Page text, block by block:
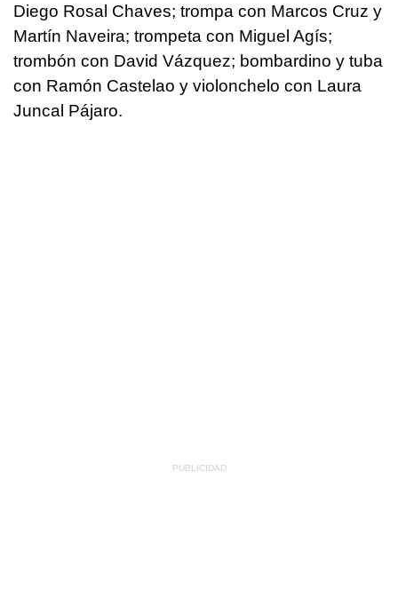
Diego Rosal Chaves; trompa con Marcos Cruz y
Martín Naveira; trompeta con Miguel Agís;
trombón con David Vázquez; bombardino y tuba
con Ramón Castelao y violonchelo con Laura
Juncal Pájaro.